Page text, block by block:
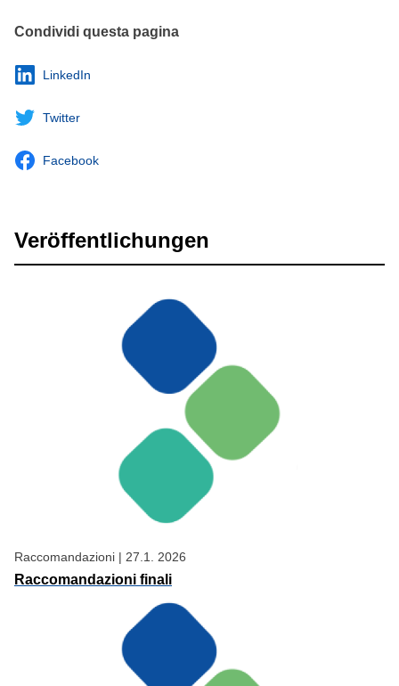
Condividi questa pagina
LinkedIn
Twitter
Facebook
Veröffentlichungen
Raccomandazioni | 27.1. 2026
Raccomandazioni finali